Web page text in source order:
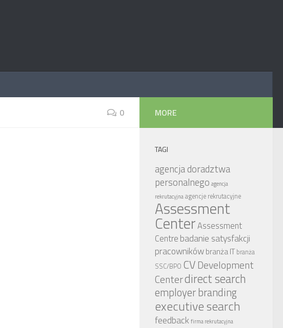
0 MORE
TAGI
agencja doradztwa
personalnego agencja
rekrutacyjnaagencje rekrutacyjne
Assessment
CenterAssessment
Centre badanie satysfakcji
pracownikówbranża IT branża
SSC/BPO CV Development
Centerdirect search
employer branding
executive search
feedback firma rekrutacyjna